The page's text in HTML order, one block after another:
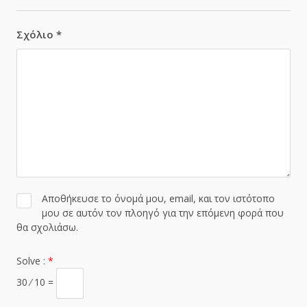
Σχόλιο *
Αποθήκευσε το όνομά μου, email, και τον ιστότοπο
μου σε αυτόν τον πλοηγό για την επόμενη φορά που
θα σχολιάσω.
Solve : *
30 ⁄ 10 =